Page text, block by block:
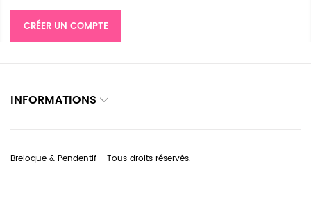
CRÉER UN COMPTE
INFORMATIONS
Breloque & Pendentif - Tous droits réservés.